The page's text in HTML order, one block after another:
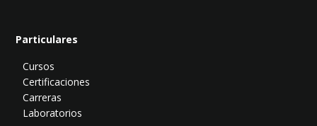
Particulares
Cursos
Certificaciones
Carreras
Laboratorios